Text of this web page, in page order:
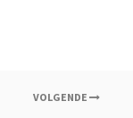
VOLGENDE